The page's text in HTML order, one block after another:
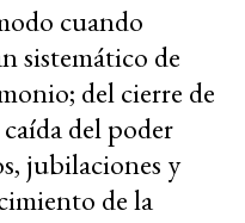
cuando
sistemático de
del cierre de
del poder
jubilaciones y
de la